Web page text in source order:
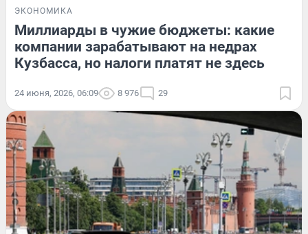
ЭКОНОМИКА
Миллиарды в чужие бюджеты: какие
компании зарабатывают на недрах
Кузбасса, но налоги платят не здесь
24 июня, 2026, 06:09 8 976 29